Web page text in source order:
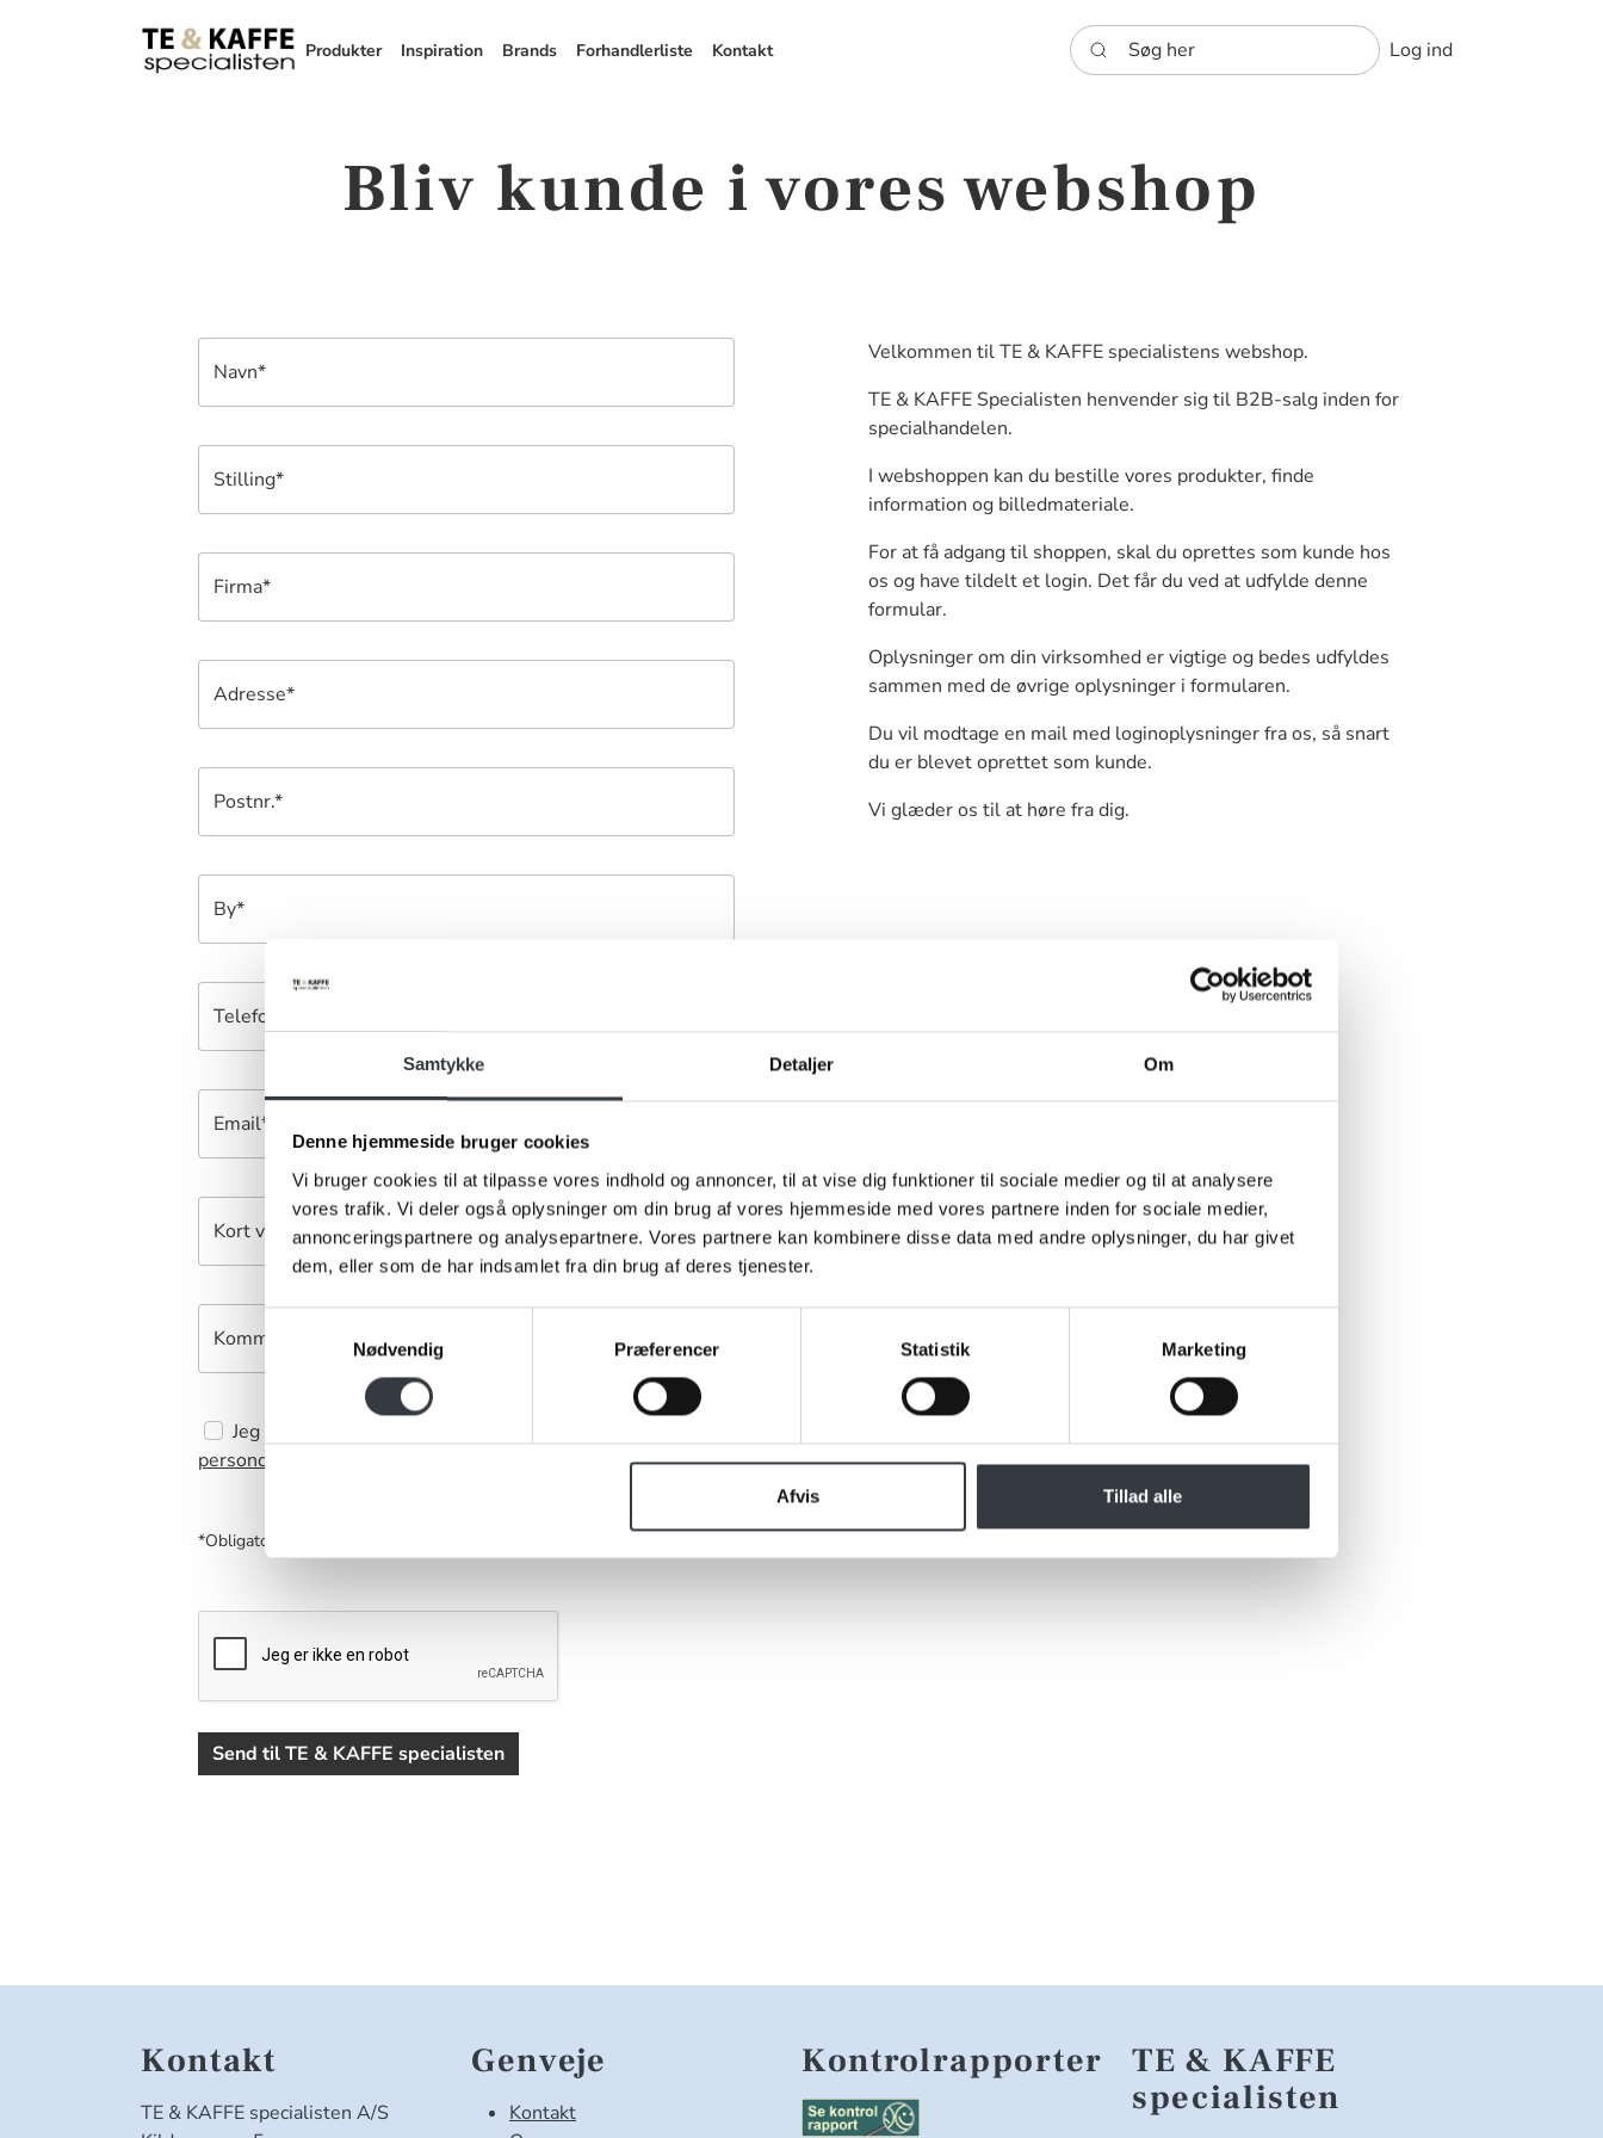
Samtykke Detaljer Om
Denne hjemmeside bruger cookies
Vi bruger cookies til at tilpasse vores indhold og annoncer, til at vise dig funktioner til sociale medier og til at analysere
vores trafik. Vi deler også oplysninger om din brug af vores hjemmeside med vores partnere inden for sociale medier,
annonceringspartnere og analysepartnere. Vores partnere kan kombinere disse data med andre oplysninger, du har givet
dem, eller som de har indsamlet fra din brug af deres tjenester.
Nødvendig
Præferencer Statistik Marketing
Afvis Tillad alle
Produkter Inspiration Brands Forhandlerliste Kontakt Søg her Log ind
Bliv kunde i vores webshop
Navn*
Stilling*
Firma*
Adresse*
Postnr.*
By*
Telefon*
Email*
Kort virksomhedsbeskrivelse*
Kommentar
Jeg bekræfter at have læst TE & KAFFE specialistens
persondatapolitik
*Obligatorisk
Send til TE & KAFFE specialisten
Velkommen til TE & KAFFE specialistens webshop.
TE & KAFFE Specialisten henvender sig til B2B-salg inden for
specialhandelen.
I webshoppen kan du bestille vores produkter, finde
information og billedmateriale.
For at få adgang til shoppen, skal du oprettes som kunde hos
os og have tildelt et login. Det får du ved at udfylde denne
formular.
Oplysninger om din virksomhed er vigtige og bedes udfyldes
sammen med de øvrige oplysninger i formularen.
Du vil modtage en mail med loginoplysninger fra os, så snart
du er blevet oprettet som kunde.
Vi glæder os til at høre fra dig.
Kontakt
TE & KAFFE specialisten A/S
Genveje
Kontakt
Kontrolrapporter
TE & KAFFE
specialisten